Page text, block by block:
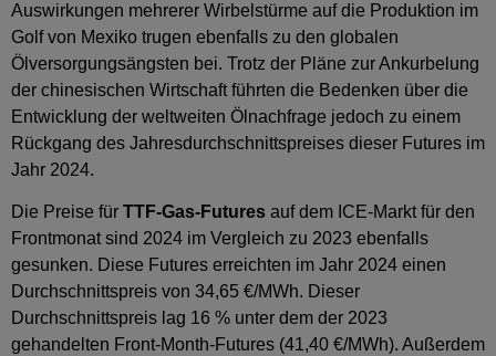
Auswirkungen mehrerer Wirbelstürme auf die Produktion im
Golf von Mexiko trugen ebenfalls zu den globalen
Ölversorgungsängsten bei. Trotz der Pläne zur Ankurbelung
der chinesischen Wirtschaft führten die Bedenken über die
Entwicklung der weltweiten Ölnachfrage jedoch zu einem
Rückgang des Jahresdurchschnittspreises dieser Futures im
Jahr 2024.
Die Preise für TTF-Gas-Futures auf dem ICE-Markt für den
Frontmonat sind 2024 im Vergleich zu 2023 ebenfalls
gesunken. Diese Futures erreichten im Jahr 2024 einen
Durchschnittspreis von 34,65 €/MWh. Dieser
Durchschnittspreis lag 16 % unter dem der 2023
gehandelten Front-Month-Futures (41,40 €/MWh). Außerdem